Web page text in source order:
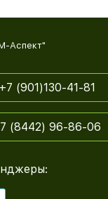
Аспект"
+7 (901)130-41-81
(8442) 96-86-06